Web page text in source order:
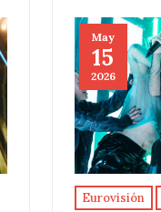
May
15
2026
Eurovisión